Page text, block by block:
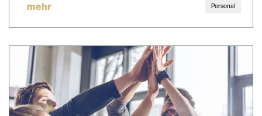
mehr Personal